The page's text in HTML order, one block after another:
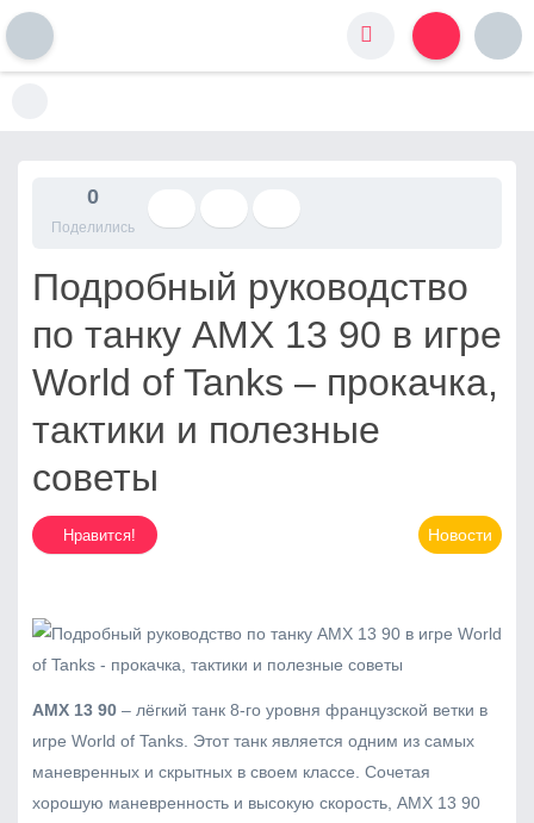
0
Поделились
Подробный руководство
по танку AMX 13 90 в игре
World of Tanks – прокачка,
тактики и полезные
советы
Нравится! Новости
AMX 13 90 – лёгкий танк 8-го уровня французской ветки в
игре World of Tanks. Этот танк является одним из самых
маневренных и скрытных в своем классе. Сочетая
хорошую маневренность и высокую скорость, AMX 13 90